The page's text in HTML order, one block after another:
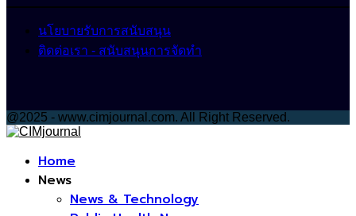
นโยบายรับการสนับสนุน
ติดต่อเรา - สนับสนุนการจัดทำ
@2025 - www.cimjournal.com. All Right Reserved.
Home
News
News & Technology